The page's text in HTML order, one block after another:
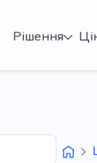
Рішення